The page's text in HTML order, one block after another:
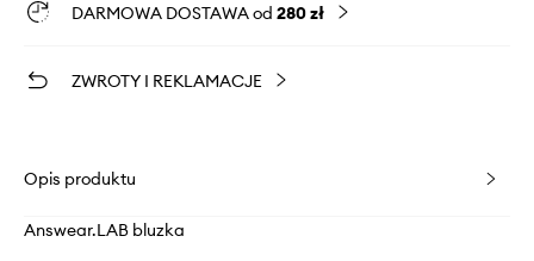
DARMOWA DOSTAWA od 280 zł
ZWROTY I REKLAMACJE
Opis produktu
Answear.LAB bluzka